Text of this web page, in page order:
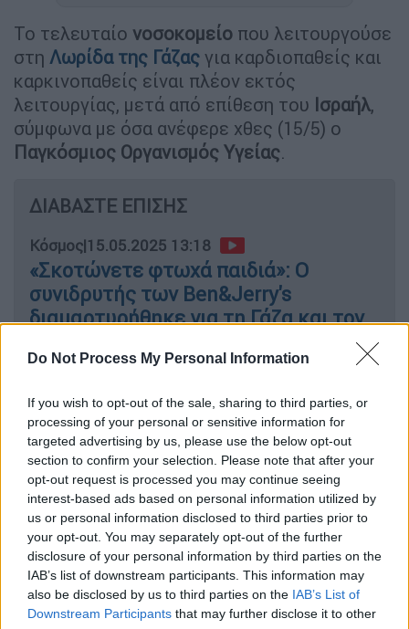
Do Not Process My Personal Information
If you wish to opt-out of the sale, sharing to third parties, or
processing of your personal or sensitive information for
targeted advertising by us, please use the below opt-out
section to confirm your selection. Please note that after your
opt-out request is processed you may continue seeing
interest-based ads based on personal information utilized by
us or personal information disclosed to third parties prior to
your opt-out. You may separately opt-out of the further
disclosure of your personal information by third parties on the
IAB’s list of downstream participants. This information may
also be disclosed by us to third parties on the IAB’s List of
Downstream Participants that may further disclose it to other
Το τελευταίο νοσοκομείο που λειτουργούσε
στη Λωρίδα της Γάζας για καρδιοπαθείς και
καρκινοπαθείς είναι πλέον εκτός
λειτουργίας, μετά από επίθεση του Ισραήλ,
σύμφωνα με όσα ανέφερε χθες (15/5) ο
Παγκόσμιος Οργανισμός Υγείας.
ΔΙΑΒΑΣΤΕ ΕΠΙΣΗΣ
Κόσμος|15.05.2025 13:18
«Σκοτώνετε φτωχά παιδιά»: Ο
συνιδρυτής των Ben&Jerry's
διαμαρτυρήθηκε για τη Γάζα και τον
Ο γενικός διευθυντής της υγειονομικής
υπηρεσίας τουΟΗΕ, οΤέντρος Αντανόμ
Γκεμπρεέσους, ανέφερε μέσω X ότι
αεροπορικό πλήγμα που διεξήχθη την Τρίτη
στο ευρωπαϊκό νοσοκομείο τηςΧαν Γιούνις
είχε αποτέλεσμα να «υποστεί σοβαρές
ζημιές και να είναι απροσπέλαστο».
Δεν είναι πλέον «επιχειρησιακό», πρόσθεσε,